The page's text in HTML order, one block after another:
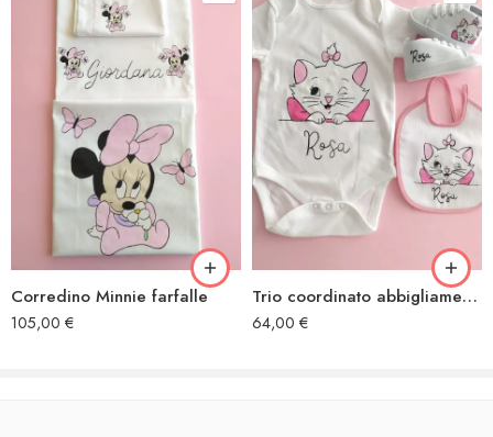
Corredino Minnie farfalle
105,00 €
Trio coordinato abbigliamento Minou occhiolino
64,00 €